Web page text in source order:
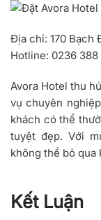
Địa chỉ: 170 Bạch
Hotline: 0236 388
Avora Hotel thu
vụ chuyên
khách có thể
tuyệt đẹp. Với
không thể bỏ qua
Kết Luận